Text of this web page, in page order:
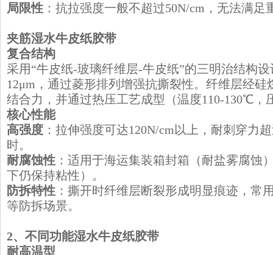
局限性 ：抗拉强度一般不超过50N/cm，无法满足
​夹筋湿水牛皮纸胶带
复合结构
采用“牛皮纸-玻璃纤维层-牛皮纸”的三明治结构
12μm，通过菱形排列增强抗撕裂性。纤维层经
结合力，并通过热压工艺成型（温度110-130℃，
核心性能
高强度 ：拉伸强度可达120N/cm以上，耐刺穿力
时。
耐腐蚀性 ：适用于海运集装箱封箱（耐盐雾腐蚀
下仍保持粘性）。
防拆特性 ：撕开时纤维层断裂形成明显痕迹，常
等防拆场景。
​2、不同功能湿水牛皮纸胶带
​耐高温型